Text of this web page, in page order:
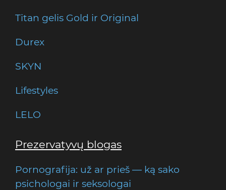
Titan gelis Gold ir Original
Durex
SKYN
Lifestyles
LELO
Prezervatyvų blogas
Pornografija: už ar prieš — ką sako
psichologai ir seksologai